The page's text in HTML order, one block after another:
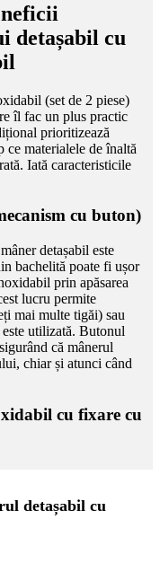
detașabil cu
(set de 2 piese)
îl fac un plus practic
prioritizează
materialele de înaltă
Iată caracteristicile
cu buton)
detașabil este
bachelită poate fi ușor
prin apăsarea
lucru permite
mai multe tigăi) sau
utilizată. Butonul
că mânerul
chiar și atunci când
cu fixare cu
detașabil cu